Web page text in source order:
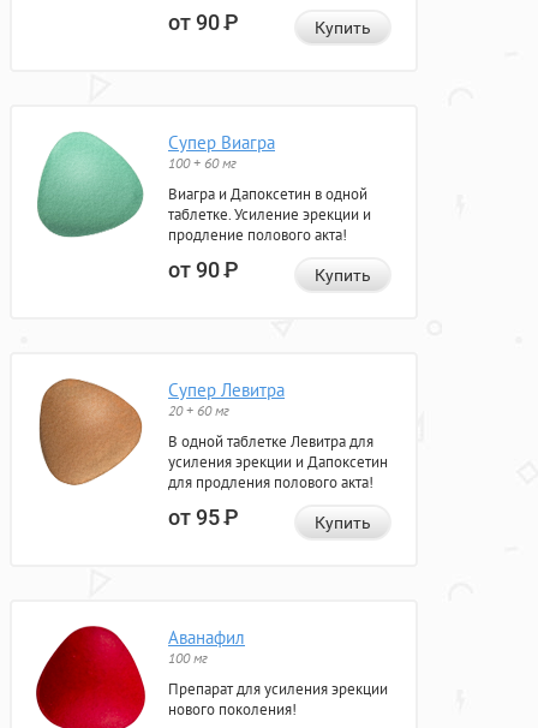
от 90Р Купить
Супер Виагра
100 + 60 мг
Виагра и Дапоксетин в одной
таблетке. Усиление эрекции и
продление полового акта!
от 90Р Купить
Супер Левитра
20 + 60 мг
В одной таблетке Левитра для
усиления эрекции и Дапоксетин
для продления полового акта!
от 95Р Купить
Аванафил
100 мг
Препарат для усиления эрекции
нового поколения!